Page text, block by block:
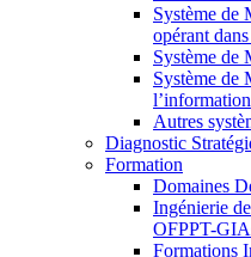
Système de
opérant
Système de
Système de
l’information
Autres
Diagnostic
Formation
Domaines
Ingénierie
OFPPT-
Formations